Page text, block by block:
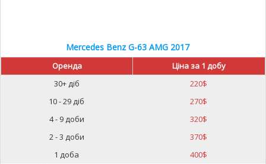
Mercedes Benz G-63 AMG 2017
Оренда
Ціна за 1 добу
30+ діб
220$
10 - 29 діб
270$
4 - 9 доби
320$
2 - 3 доби
370$
1 доба
400$